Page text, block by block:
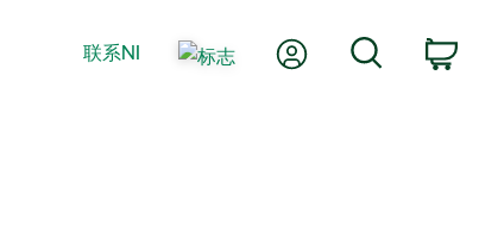
联系NI 我的账户